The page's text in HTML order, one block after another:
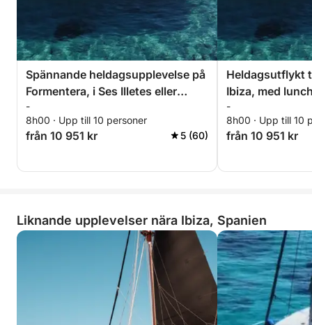
Spännande heldagsupplevelse på
Formentera, i Ses Illetes eller
Levante Beach 🏖️☀️🌊
-
8h00 · Upp till 10 personer
från 10 951 kr 5 (60)
Heldagsutflykt
Ibiza, med
du väljer
-
8h00 · Upp till 10
från 10 951 kr
Liknande upplevelser nära Ibiza, Spanien